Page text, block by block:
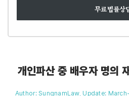
무료법률상
개인파산 중 배우자 명의
Author: SungnamLaw, Update: